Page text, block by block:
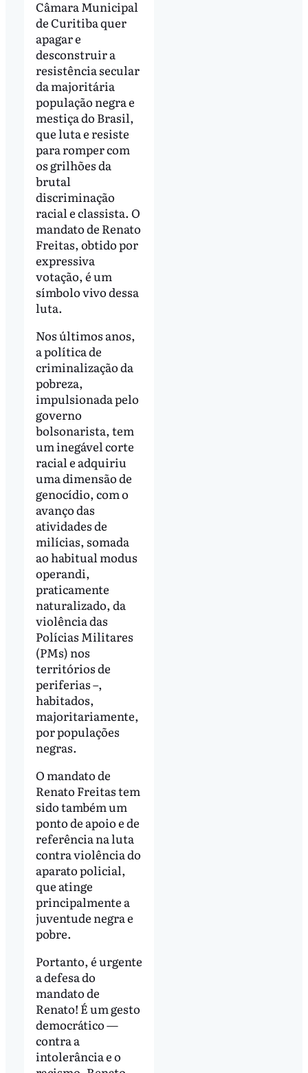
Câmara Municipal
de Curitiba quer
apagar e
desconstruir a
resistência secular
da majoritária
população negra e
mestiça do Brasil,
que luta e resiste
para romper com
os grilhões da
brutal
discriminação
racial e classista. O
mandato de Renato
Freitas, obtido por
expressiva
votação, é um
símbolo vivo dessa
luta.
Nos últimos anos,
a política de
criminalização da
pobreza,
impulsionada pelo
governo
bolsonarista, tem
um inegável corte
racial e adquiriu
uma dimensão de
genocídio, com o
avanço das
atividades de
milícias, somada
ao habitual modus
operandi,
praticamente
naturalizado, da
violência das
Polícias Militares
(PMs) nos
territórios de
periferias –,
habitados,
majoritariamente,
por populações
negras.
O mandato de
Renato Freitas tem
sido também um
ponto de apoio e de
referência na luta
contra violência do
aparato policial,
que atinge
principalmente a
juventude negra e
pobre.
Portanto, é urgente
a defesa do
mandato de
Renato! É um gesto
democrático —
contra a
intolerância e o